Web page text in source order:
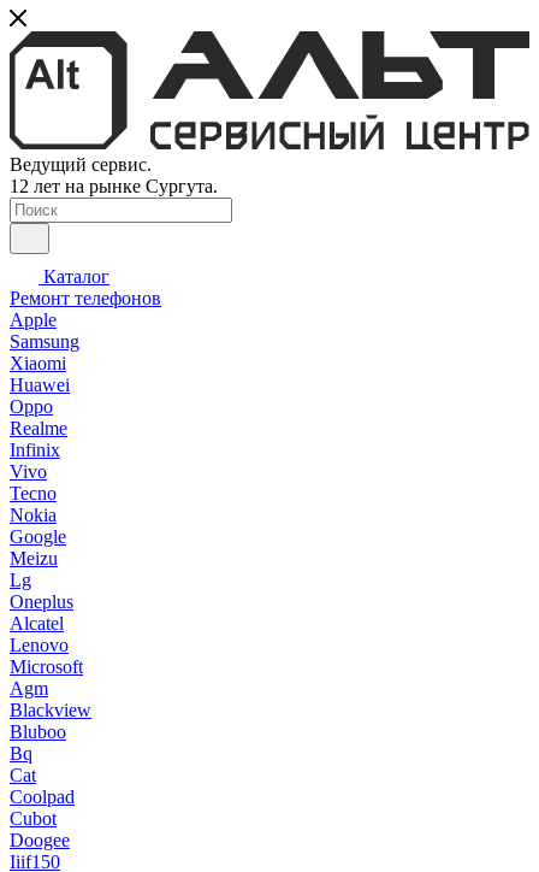
Ведущий сервис.
12 лет на рынке Сургута.
Каталог
Ремонт телефонов
Apple
Samsung
Xiaomi
Huawei
Oppo
Realme
Infinix
Vivo
Tecno
Nokia
Google
Meizu
Lg
Oneplus
Alcatel
Lenovo
Microsoft
Agm
Blackview
Bluboo
Bq
Cat
Coolpad
Cubot
Doogee
Iiif150